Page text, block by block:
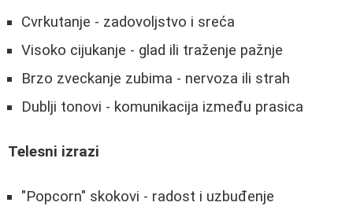
Cvrkutanje - zadovoljstvo i sreća
Visoko cijukanje - glad ili traženje pažnje
Brzo zveckanje zubima - nervoza ili strah
Dublji tonovi - komunikacija između prasica
Telesni izrazi
"Popcorn" skokovi - radost i uzbuđenje